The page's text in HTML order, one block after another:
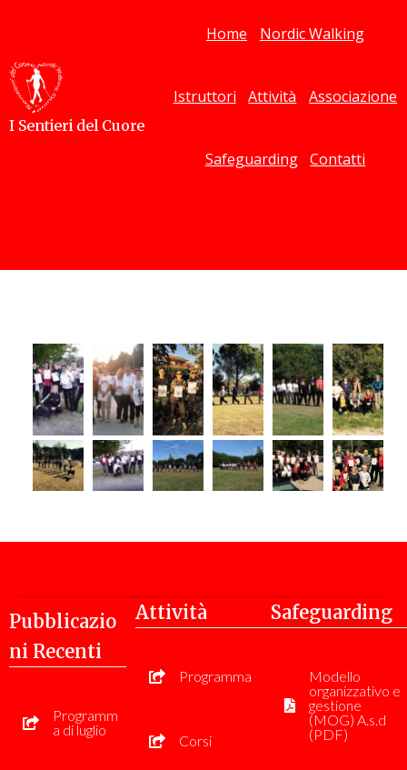
I Sentieri del Cuore
Home Nordic Walking
Istruttori Attività Associazione
Safeguarding Contatti
Pubblicazio
Ni Recenti
Programm
a di luglio
Attività
Programma
Corsi
Safeguarding
Modello
organizzativo e
gestione
(MOG) A.s.d
(PDF)